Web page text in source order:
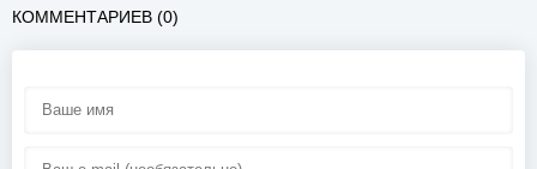
КОММЕНТАРИЕВ (0)